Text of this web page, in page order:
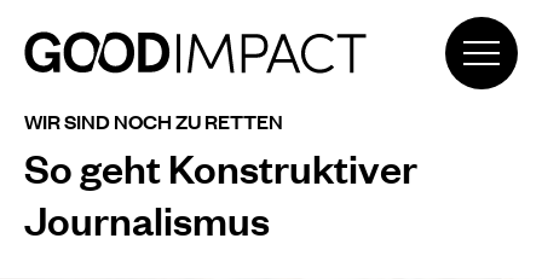
WIR SIND NOCH ZU RETTEN
So geht Konstruktiver
Journalismus